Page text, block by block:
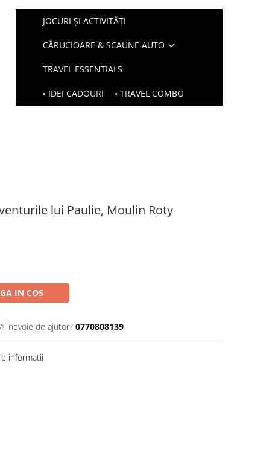
JOCURI ȘI ACTIVITĂȚI
CĂRUCIOARE & SCAUNE AUTO
TRAVEL ESSENTIALS
◦ IDEI CADOURI ◦ TRAVEL COMBO
lui Paulie, Moulin Roty
IN COS
Ai nevoie de ajutor? 0770808139
informatii